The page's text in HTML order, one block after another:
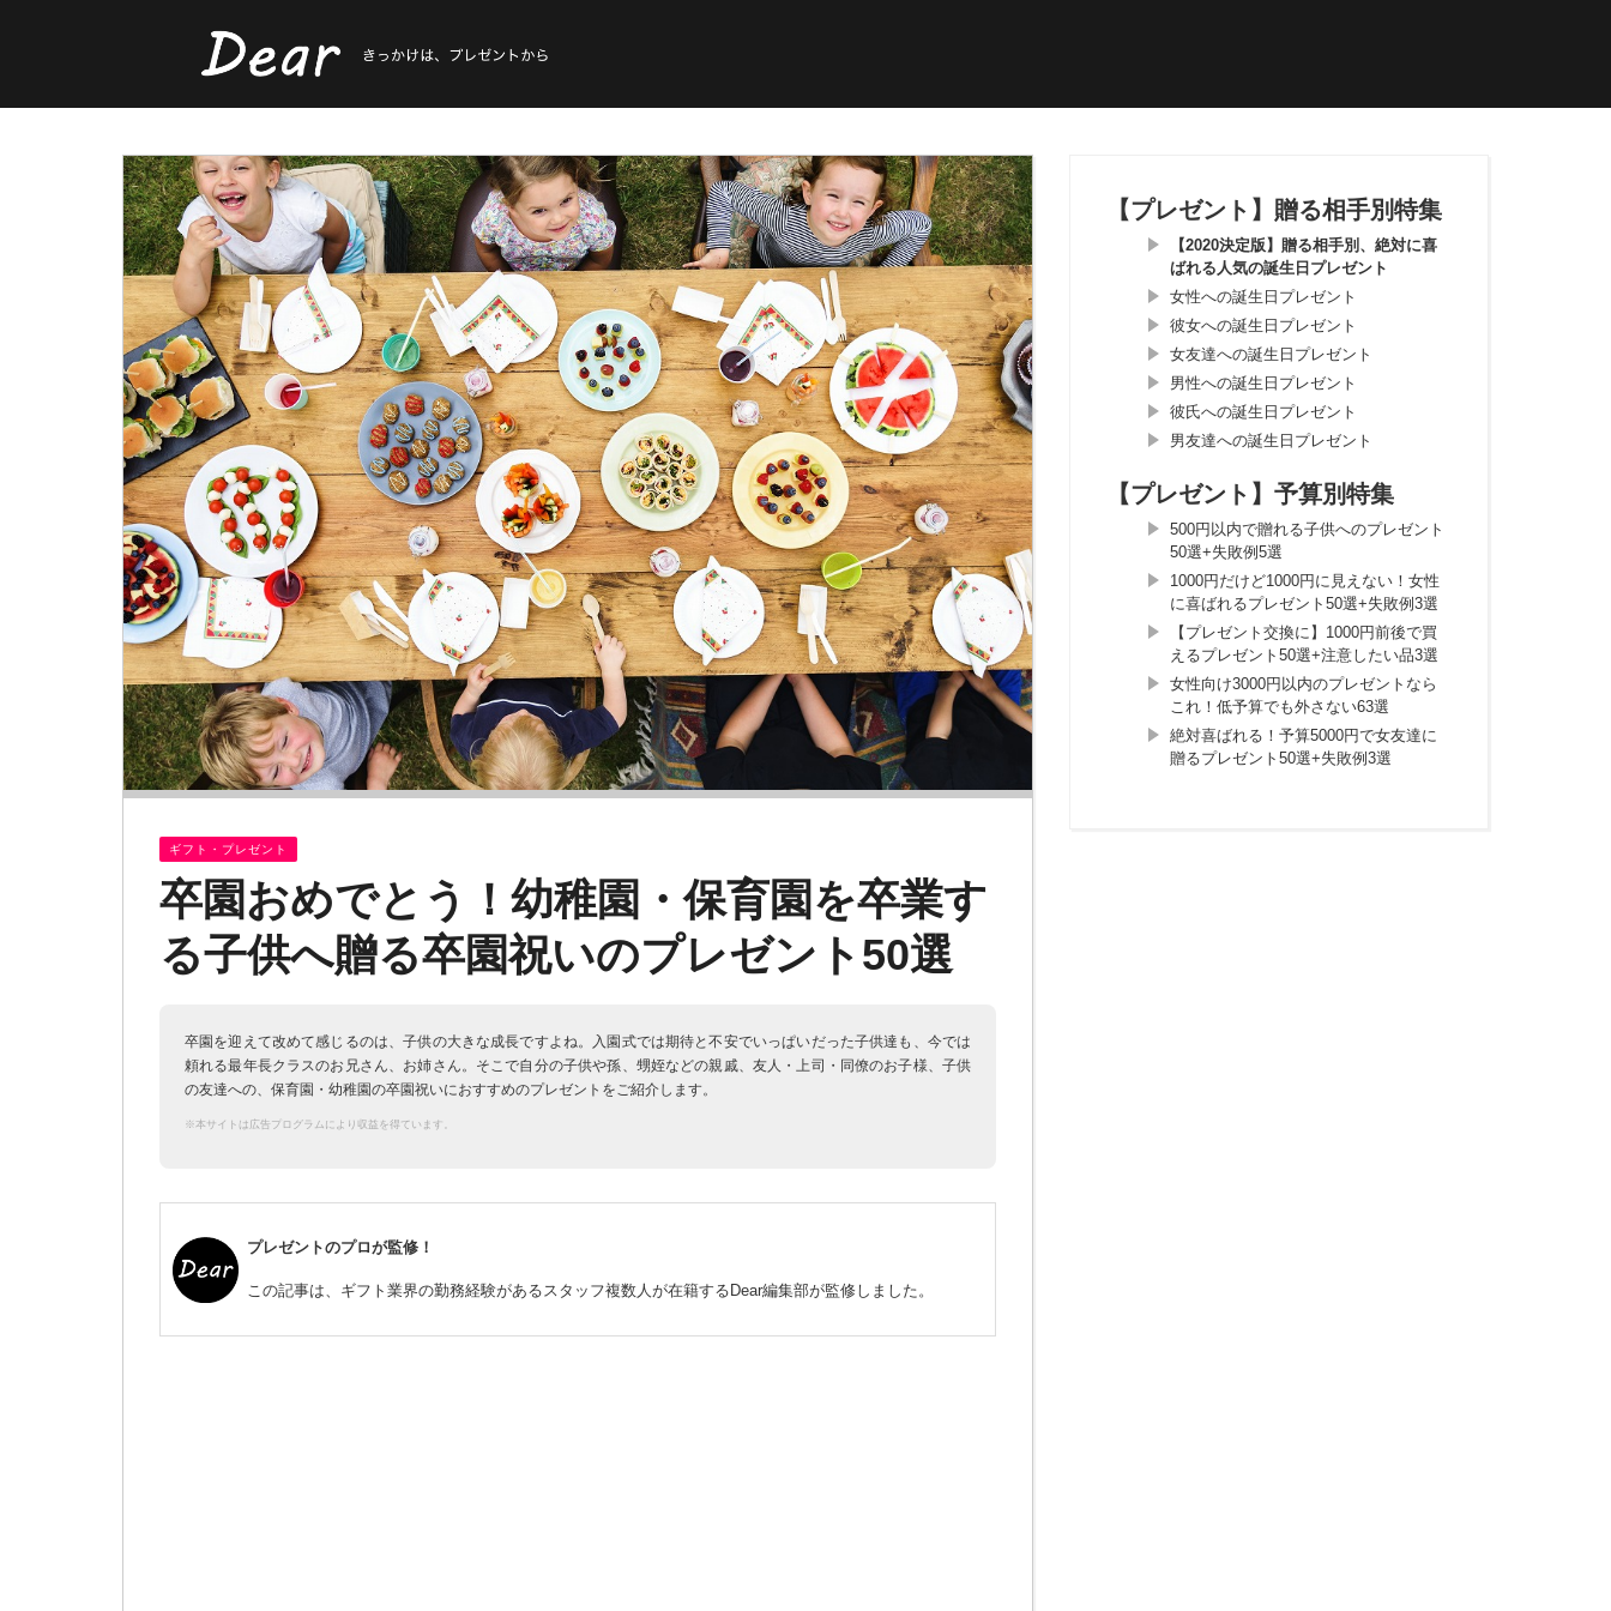
ギフト・プレゼント
卒園おめでとう！幼稚園・保育園を卒業す
る子供へ贈る卒園祝いのプレゼント50選
卒園を迎えて改めて感じるのは、子供の大きな成長ですよね。入園式では期待と不安でいっぱいだった子供達も、今では
頼れる最年長クラスのお兄さん、お姉さん。そこで自分の子供や孫、甥姪などの親戚、友人・上司・同僚のお子様、子供
の友達への、保育園・幼稚園の卒園祝いにおすすめのプレゼントをご紹介します。
※本サイトは広告プログラムにより収益を得ています。
プレゼントのプロが監修！
この記事は、ギフト業界の勤務経験があるスタッフ複数人が在籍するDear編集部が監修しました。
【プレゼント】贈る相手別特集
【2020決定版】贈る相手別、絶対に喜
ばれる人気の誕生日プレゼント
女性への誕生日プレゼント
彼女への誕生日プレゼント
女友達への誕生日プレゼント
男性への誕生日プレゼント
彼氏への誕生日プレゼント
男友達への誕生日プレゼント
【プレゼント】予算別特集
500円以内で贈れる子供へのプレゼント
50選+失敗例5選
1000円だけど1000円に見えない！女性
に喜ばれるプレゼント50選+失敗例3選
【プレゼント交換に】1000円前後で買
えるプレゼント50選+注意したい品3選
女性向け3000円以内のプレゼントなら
これ！低予算でも外さない63選
絶対喜ばれる！予算5000円で女友達に
贈るプレゼント50選+失敗例3選